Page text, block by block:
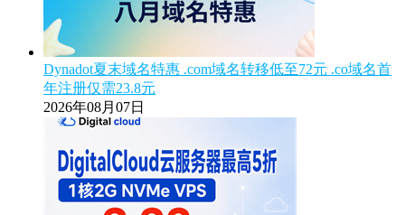
Dynadot夏末域名特惠 .com域名转移低至72元 .co域名首
年注册仅需23.8元
2026年08月07日